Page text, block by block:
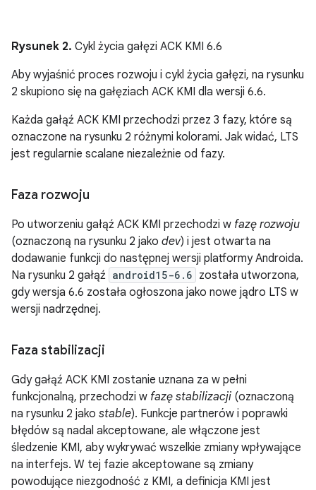
Rysunek 2. Cykl życia gałęzi ACK KMI 6.6
Aby wyjaśnić proces rozwoju i cykl życia gałęzi, na rysunku
2 skupiono się na gałęziach ACK KMI dla wersji 6.6.
Każda gałąź ACK KMI przechodzi przez 3 fazy, które są
oznaczone na rysunku 2 różnymi kolorami. Jak widać, LTS
jest regularnie scalane niezależnie od fazy.
Faza rozwoju
Po utworzeniu gałąź ACK KMI przechodzi w fazę rozwoju
(oznaczoną na rysunku 2 jako dev) i jest otwarta na
dodawanie funkcji do następnej wersji platformy Androida.
Na rysunku 2 gałąź android15-6.6 została utworzona,
gdy wersja 6.6 została ogłoszona jako nowe jądro LTS w
wersji nadrzędnej.
Faza stabilizacji
Gdy gałąź ACK KMI zostanie uznana za w pełni
funkcjonalną, przechodzi w fazę stabilizacji (oznaczoną
na rysunku 2 jako stable). Funkcje partnerów i poprawki
błędów są nadal akceptowane, ale włączone jest
śledzenie KMI, aby wykrywać wszelkie zmiany wpływające
na interfejs. W tej fazie akceptowane są zmiany
powodujące niezgodność z KMI, a definicja KMI jest